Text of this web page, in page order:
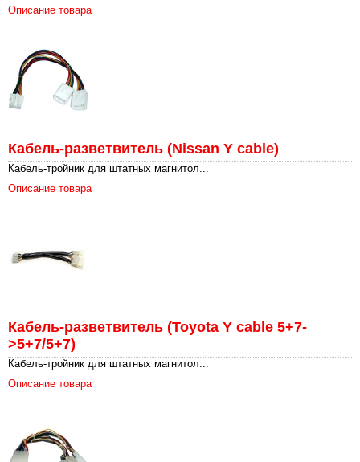
Описание товара
Кабель-разветвитель (Nissan Y cable)
Кабель-тройник для штатных магнитол...
Описание товара
Кабель-разветвитель (Toyota Y cable 5+7-
>5+7/5+7)
Кабель-тройник для штатных магнитол...
Описание товара